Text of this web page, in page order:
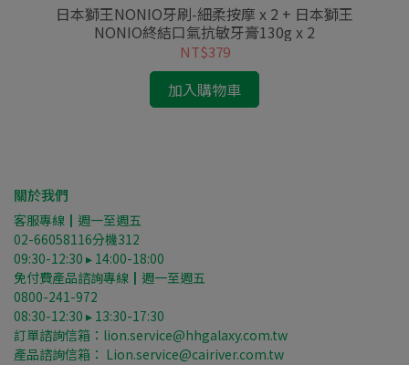
日本獅王NONIO牙刷-細柔按摩 x 2 + 日本獅王
NONIO終結口氣抗敏牙膏130g x 2
NT$379
加入購物車
關於我們
客服專線┃週一至週五
02-66058116分機312
09:30-12:30 ▸ 14:00-18:00
免付費產品諮詢專線┃週一至週五
0800-241-972
08:30-12:30 ▸ 13:30-17:30
訂單諮詢信箱：lion.service@hhgalaxy.com.tw
產品諮詢信箱： Lion.service@cairiver.com.tw